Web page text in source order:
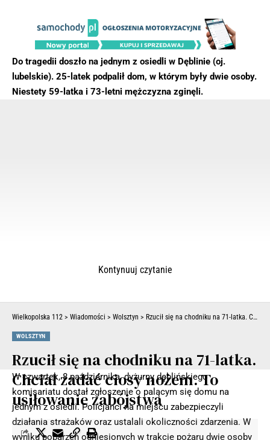
Do tragedii doszło na jednym z osiedli w Dęblinie (oj.
lubelskie). 25-latek podpalił dom, w którym były dwie osoby.
Niestety 59-latka i 73-letni mężczyzna zginęli.
W czwartek, 8 października, dyżurny dęblińskiego
komisariatu dostał zgłoszenie o palącym się domu na
jednym z osiedli. Policjanci na miejscu zabezpieczyli
działania strażaków oraz ustalali okoliczności zdarzenia. W
wyniku poparzeń odniesionych w trakcie pożaru dwie osoby
Kontynuuj czytanie
Wielkopolska 112 > Wiadomości > Wolsztyn > Rzucił się na chodniku na 71-latka. Chciał zadać ciosy nożem. To usiłowanie zabójstwa
WOLSZTYN
Rzucił się na chodniku na 71-latka.
Chciał zadać ciosy nożem. To
usiłowanie zabójstwa